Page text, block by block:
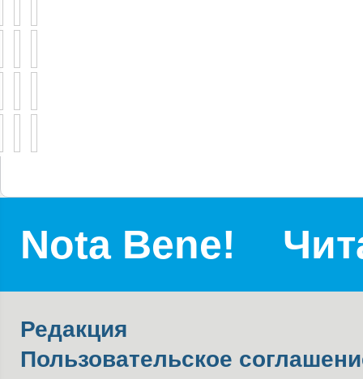
Nota Bene!
Редакция
Пользовательское